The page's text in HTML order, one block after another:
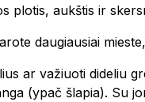
plotis, aukštis ir
daugiausiai
ar važiuoti dideliu
(ypač šlapia). Su